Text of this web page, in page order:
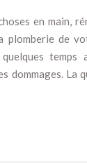
en main,
plomberie de
temps
dommages. La